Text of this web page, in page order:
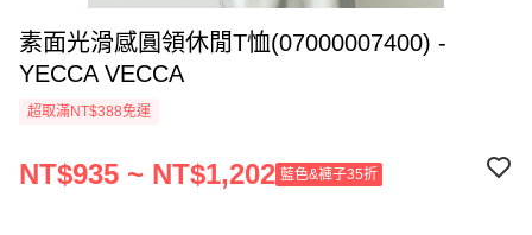
素面光滑感圓領休閒T恤(07000007400) -
YECCA VECCA
超取滿NT$388免運
NT$935 ~ NT$1,202 藍色&褲子35折